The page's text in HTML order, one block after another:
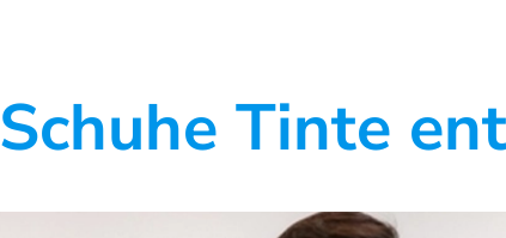
Schuhe Tinte